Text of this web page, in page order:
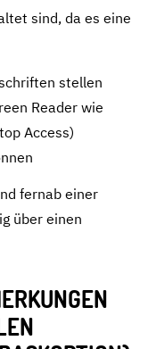
sind, da es eine
stellen
Reader wie
Access)
fernab einer
über einen